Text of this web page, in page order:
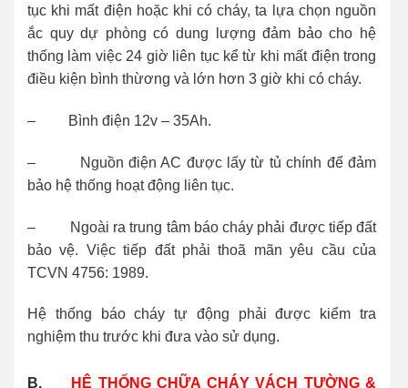
tục khi mất điện hoặc khi có cháy, ta lựa chọn nguồn
ắc quy dự phòng có dung lượng đảm bảo cho hệ
thống làm việc 24 giờ liên tục kể từ khi mất điện trong
điều kiện bình thừơng và lớn hơn 3 giờ khi có cháy.
– Bình điện 12v – 35Ah.
– Nguồn điện AC được lấy từ tủ chính để đảm
bảo hệ thống hoạt động liên tục.
– Ngoài ra trung tâm báo cháy phải được tiếp đất
bảo vệ. Việc tiếp đất phải thoã mãn yêu cầu của
TCVN 4756: 1989.
Hệ thống báo cháy tự động phải được kiểm tra
nghiệm thu trước khi đưa vào sử dụng.
B. HỆ THỐNG CHỮA CHÁY VÁCH TƯỜNG &